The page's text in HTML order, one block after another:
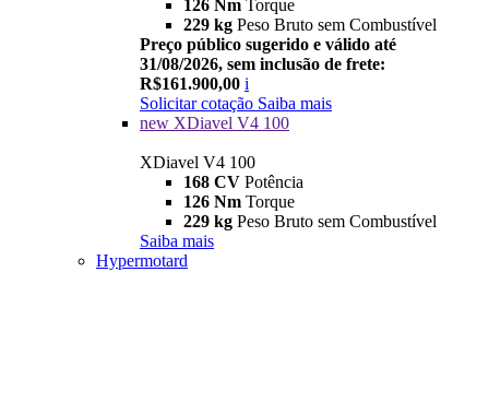
126 Nm Torque
229 kg Peso Bruto sem Combustível
Preço público sugerido e válido até
31/08/2026, sem inclusão de frete:
R$161.900,00 i
Solicitar cotação Saiba mais
new XDiavel V4 100
XDiavel V4 100
168 CV Potência
126 Nm Torque
229 kg Peso Bruto sem Combustível
Saiba mais
Hypermotard